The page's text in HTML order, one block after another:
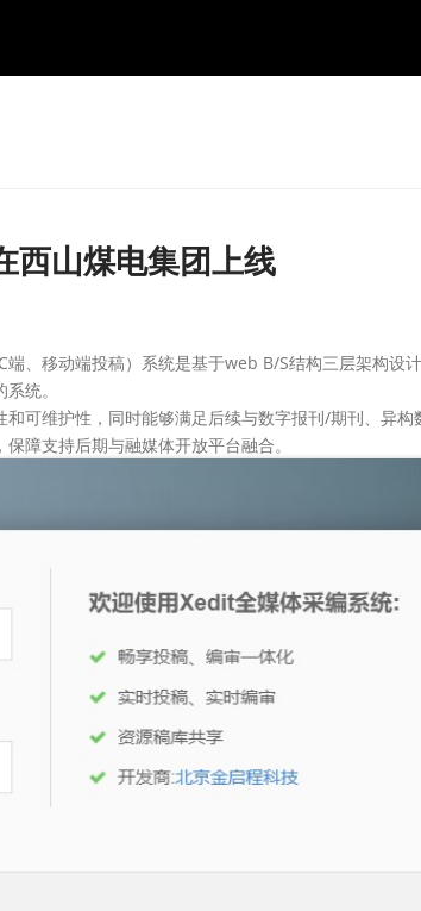
西山煤电集团上线
移动端投稿）系统是基于web B/S结构三层架构设
统。
维护性，同时能够满足后续与数字报刊/期刊、异构
障支持后期与融媒体开放平台融合。